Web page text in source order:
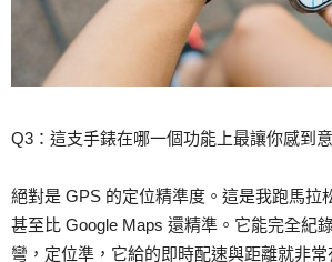
Q3：這支手錶在哪一個功能上最讓你感到
絕對是 GPS 的定位精準度。這是我跑馬拉
甚至比 Google Maps 還精準。它能完全紀
彎，定位準，它給的即時配速與距離就非常